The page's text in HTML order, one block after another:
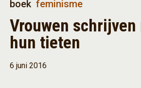
boek feminisme
Vrouwen
hun tieten
6 juni 2016